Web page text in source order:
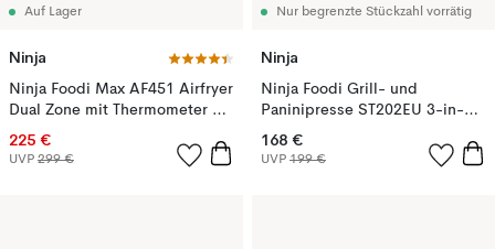
Auf Lager
Ninja
Ninja Foodi Max AF451 Airfryer
Dual Zone mit Thermometer 9,5
L, Schwarz
225 €
UVP 299 €
Nur begrenzte Stückzahl vorrätig
Ninja
Ninja Foodi Grill- und
Paninipresse ST202EU 3-in-1,
Edelstahl
168 €
UVP 199 €